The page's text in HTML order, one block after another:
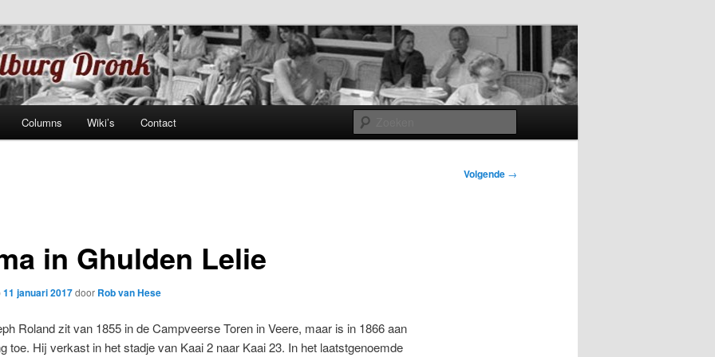
Dronk
websites
Columns Wiki’s Contact
Volgende →
in Ghulden Lelie
11 januari 2017door Rob van Hese
Roland zit van 1855 in de Campveerse Toren in Veere, maar is in 1866 aan
toe. Hij verkast in het stadje van Kaai 2 naar Kaai 23. In het laatstgenoemde